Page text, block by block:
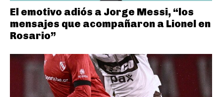
El emotivo adiós a Jorge Messi, “los
mensajes que acompañaron a Lionel en
Rosario”